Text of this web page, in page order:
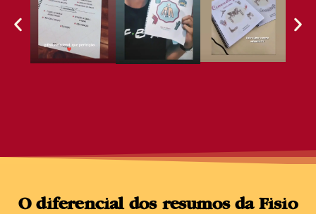
O diferencial dos resumos da Fisio